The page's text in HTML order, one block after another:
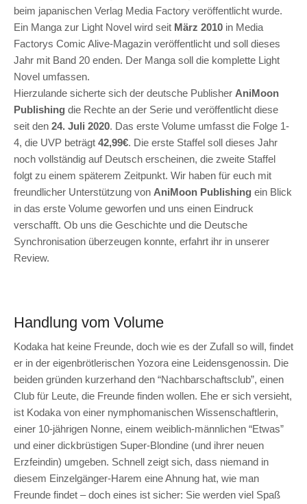
beim japanischen Verlag Media Factory veröffentlicht wurde.
Ein Manga zur Light Novel wird seit März 2010 in Media
Factorys Comic Alive-Magazin veröffentlicht und soll dieses
Jahr mit Band 20 enden. Der Manga soll die komplette Light
Novel umfassen.
Hierzulande sicherte sich der deutsche Publisher AniMoon
Publishing die Rechte an der Serie und veröffentlicht diese
seit den 24. Juli 2020. Das erste Volume umfasst die Folge 1-
4, die UVP beträgt 42,99€. Die erste Staffel soll dieses Jahr
noch vollständig auf Deutsch erscheinen, die zweite Staffel
folgt zu einem späterem Zeitpunkt. Wir haben für euch mit
freundlicher Unterstützung von AniMoon Publishing ein Blick
in das erste Volume geworfen und uns einen Eindruck
verschafft. Ob uns die Geschichte und die Deutsche
Synchronisation überzeugen konnte, erfahrt ihr in unserer
Review.
Handlung vom Volume
Kodaka hat keine Freunde, doch wie es der Zufall so will, findet
er in der eigenbrötlerischen Yozora eine Leidensgenossin. Die
beiden gründen kurzerhand den “Nachbarschaftsclub”, einen
Club für Leute, die Freunde finden wollen. Ehe er sich versieht,
ist Kodaka von einer nymphomanischen Wissenschaftlerin,
einer 10-jährigen Nonne, einem weiblich-männlichen “Etwas”
und einer dickbrüstigen Super-Blondine (und ihrer neuen
Erzfeindin) umgeben. Schnell zeigt sich, dass niemand in
diesem Einzelgänger-Harem eine Ahnung hat, wie man
Freunde findet – doch eines ist sicher: Sie werden viel Spaß